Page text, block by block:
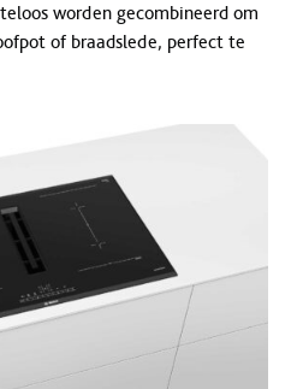
worden gecombineerd om
of braadslede, perfect te